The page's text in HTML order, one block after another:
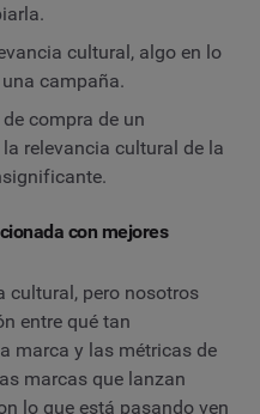
cultural, algo en lo
campaña.
compra de un
relevancia cultural de la
con mejores
cultural, pero nosotros
entre qué tan
marca y las métricas de
marcas que lanzan
lo que está pasando ven